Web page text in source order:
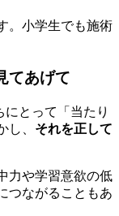
。小学生でも施術
てあげて
にとって「当たり
し、 それを正して
力や学習意欲の低
つながることもあ